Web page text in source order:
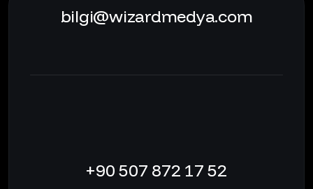
bilgi@wizardmedya.com
+90 507 872 17 52